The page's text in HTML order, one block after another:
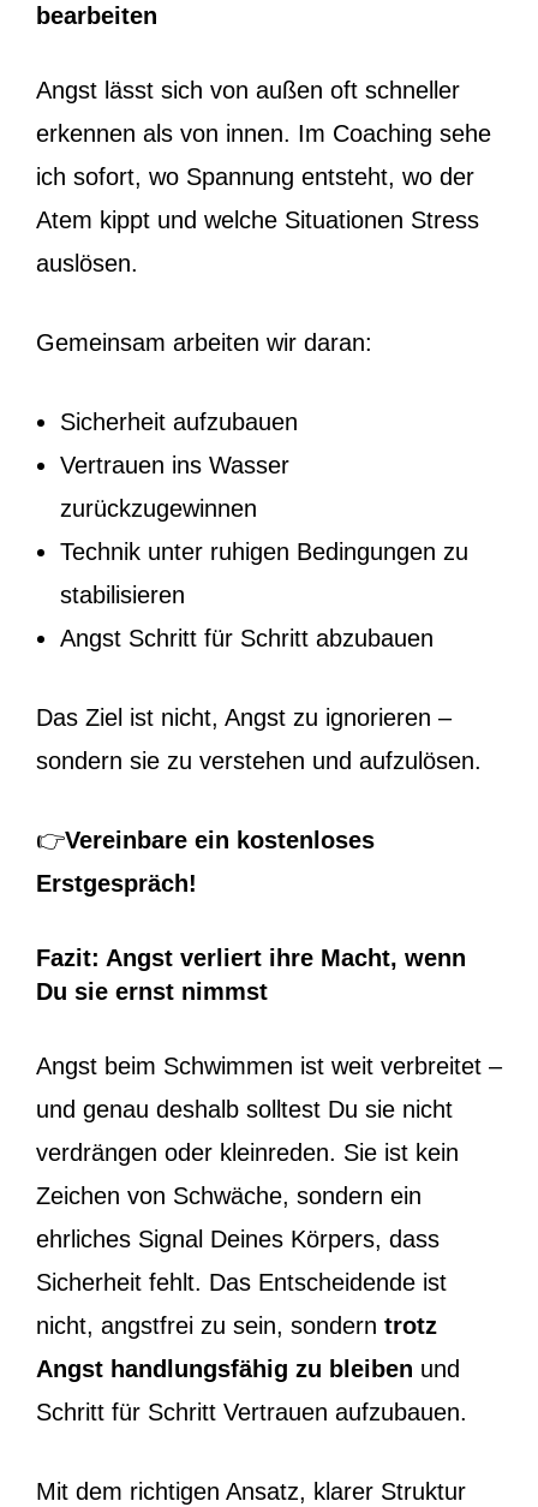
bearbeiten
Angst lässt sich von außen oft schneller
erkennen als von innen. Im Coaching sehe
ich sofort, wo Spannung entsteht, wo der
Atem kippt und welche Situationen Stress
auslösen.
Gemeinsam arbeiten wir daran:
Sicherheit aufzubauen
Vertrauen ins Wasser
zurückzugewinnen
Technik unter ruhigen Bedingungen zu
stabilisieren
Angst Schritt für Schritt abzubauen
Das Ziel ist nicht, Angst zu ignorieren –
sondern sie zu verstehen und aufzulösen.
👉Vereinbare ein kostenloses
Erstgespräch!
Fazit: Angst verliert ihre Macht, wenn
Du sie ernst nimmst
Angst beim Schwimmen ist weit verbreitet –
und genau deshalb solltest Du sie nicht
verdrängen oder kleinreden. Sie ist kein
Zeichen von Schwäche, sondern ein
ehrliches Signal Deines Körpers, dass
Sicherheit fehlt. Das Entscheidende ist
nicht, angstfrei zu sein, sondern trotz
Angst handlungsfähig zu bleiben und
Schritt für Schritt Vertrauen aufzubauen.
Mit dem richtigen Ansatz, klarer Struktur